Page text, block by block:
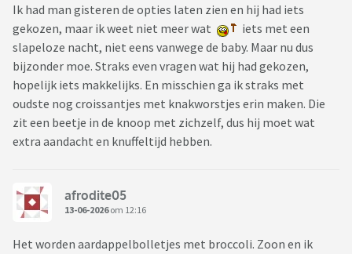
Ik had man gisteren de opties laten zien en hij had iets
gekozen, maar ik weet niet meer wat
iets met een
slapeloze nacht, niet eens vanwege de baby. Maar nu dus
bijzonder moe. Straks even vragen wat hij had gekozen,
hopelijk iets makkelijks. En misschien ga ik straks met
oudste nog croissantjes met knakworstjes erin maken. Die
zit een beetje in de knoop met zichzelf, dus hij moet wat
extra aandacht en knuffeltijd hebben.
afrodite05
13-06-2026om 12:16
Het worden aardappelbolletjes met broccoli. Zoon en ik